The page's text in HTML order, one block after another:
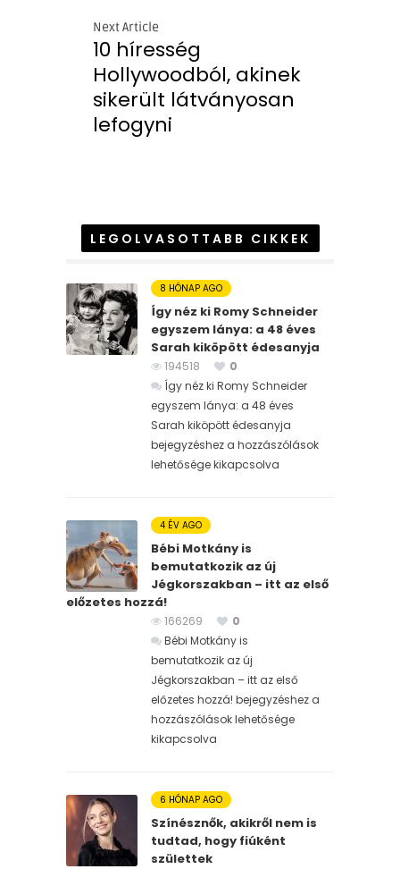
Next Article
10 híresség
Hollywoodból, akinek
sikerült látványosan
lefogyni
LEGOLVASOTTABB CIKKEK
8 HÓNAP AGO
Így néz ki Romy Schneider
egyszem lánya: a 48 éves
Sarah kiköpött édesanyja
194518
0
Így néz ki Romy Schneider
egyszem lánya: a 48 éves
Sarah kiköpött édesanyja
bejegyzéshez a hozzászólások
lehetősége kikapcsolva
4 ÉV AGO
Bébi Motkány is
bemutatkozik az új
Jégkorszakban – itt az első
előzetes hozzá!
166269
0
Bébi Motkány is
bemutatkozik az új
Jégkorszakban – itt az első
előzetes hozzá! bejegyzéshez a
hozzászólások lehetősége
kikapcsolva
6 HÓNAP AGO
Színésznők, akikről nem is
tudtad, hogy fiúként
születtek